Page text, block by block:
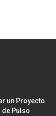
un Proyecto
de Pulso